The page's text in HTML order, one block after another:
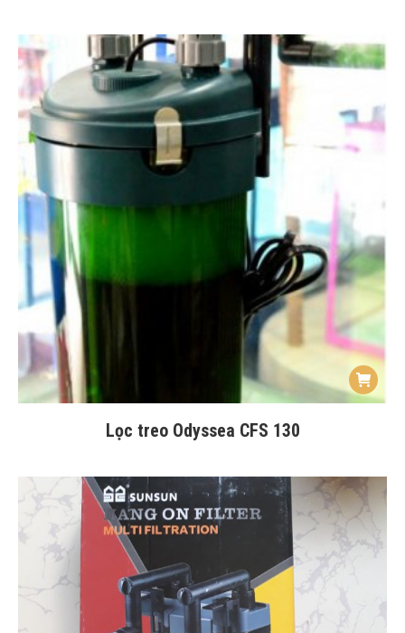
Lọc treo Odyssea CFS 130